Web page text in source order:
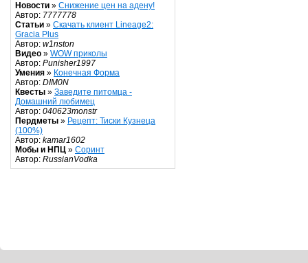
Новости » Снижение цен на адену!
Автор: 7777778
Статьи » Скачать клиент Lineage2:
Gracia Plus
Автор: w1nston
Видео » WOW приколы
Автор: Punisher1997
Умения » Конечная Форма
Автор: DIM0N
Квесты » Заведите питомца -
Домашний любимец
Автор: 040623monstr
Пердметы » Рецепт: Тиски Кузнеца
(100%)
Автор: kamar1602
Мобы и НПЦ » Соринт
Автор: RussianVodka